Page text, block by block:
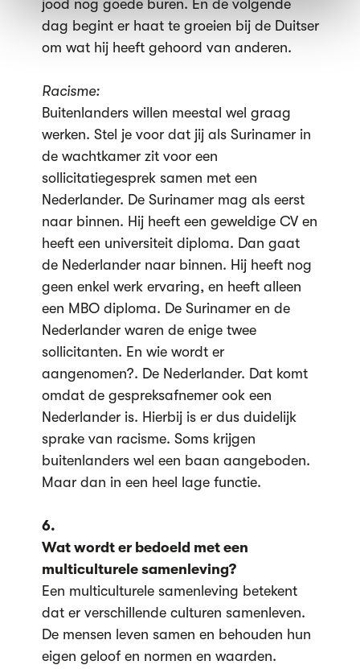
jood nog goede buren. En de volgende
dag begint er haat te groeien bij de Duitser
om wat hij heeft gehoord van anderen.
Racisme:
Buitenlanders willen meestal wel graag
werken. Stel je voor dat jij als Surinamer in
de wachtkamer zit voor een
sollicitatiegesprek samen met een
Nederlander. De Surinamer mag als eerst
naar binnen. Hij heeft een geweldige CV en
heeft een universiteit diploma. Dan gaat
de Nederlander naar binnen. Hij heeft nog
geen enkel werk ervaring, en heeft alleen
een MBO diploma. De Surinamer en de
Nederlander waren de enige twee
sollicitanten. En wie wordt er
aangenomen?. De Nederlander. Dat komt
omdat de gespreksafnemer ook een
Nederlander is. Hierbij is er dus duidelijk
sprake van racisme. Soms krijgen
buitenlanders wel een baan aangeboden.
Maar dan in een heel lage functie.
6.
Wat wordt er bedoeld met een
multiculturele samenleving?
Een multiculturele samenleving betekent
dat er verschillende culturen samenleven.
De mensen leven samen en behouden hun
eigen geloof en normen en waarden.